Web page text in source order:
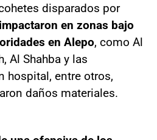
disparados por
impactaron en zonas bajo
en Alepo, como Al
Al Shahba y las
hospital, entre otros,
daños materiales.